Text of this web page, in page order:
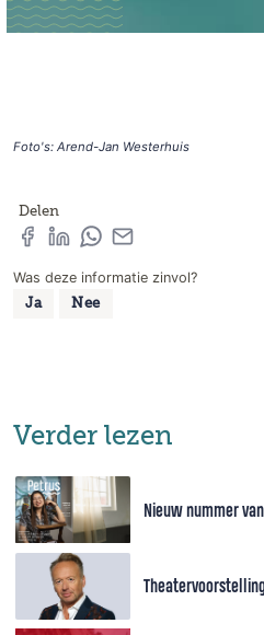
Foto's: Arend-Jan Westerhuis
Delen
Was deze informatie zinvol?
Ja Nee
Verder lezen
Nieuw nummer